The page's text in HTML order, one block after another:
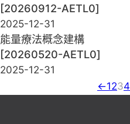
[20260912-AETL0]
2025-12-31
能量療法概念建構
[20260520-AETL0]
2025-12-31
←1234